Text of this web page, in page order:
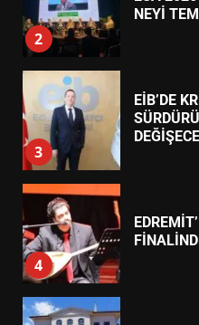
2
NEYİ
3
EİB’DE
4